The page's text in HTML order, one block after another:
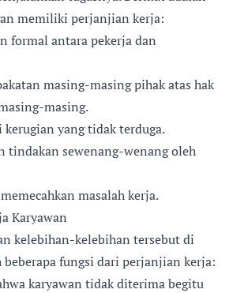
memiliki perjanjian kerja:
formal antara pekerja dan
masing-masing pihak atas hak
masing.
yang tidak terduga.
tindakan sewenang-wenang oleh
masalah kerja.
Karyawan
kelebihan-kelebihan tersebut di
beberapa fungsi dari perjanjian kerja:
karyawan tidak diterima begitu